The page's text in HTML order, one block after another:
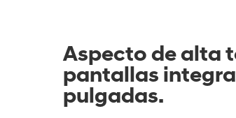
Aspecto de alta
pantallas
pulgadas.